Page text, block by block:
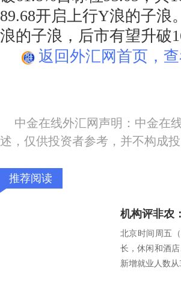
89.68开启上行Y浪的子浪
浪的子浪，后市有望升破
返回外汇网首页，
中金在线外汇网声明：中金在
述，仅供投资者参考，并不构成
推荐阅读
北京时间周五
长，休闲和酒
新增就业人数